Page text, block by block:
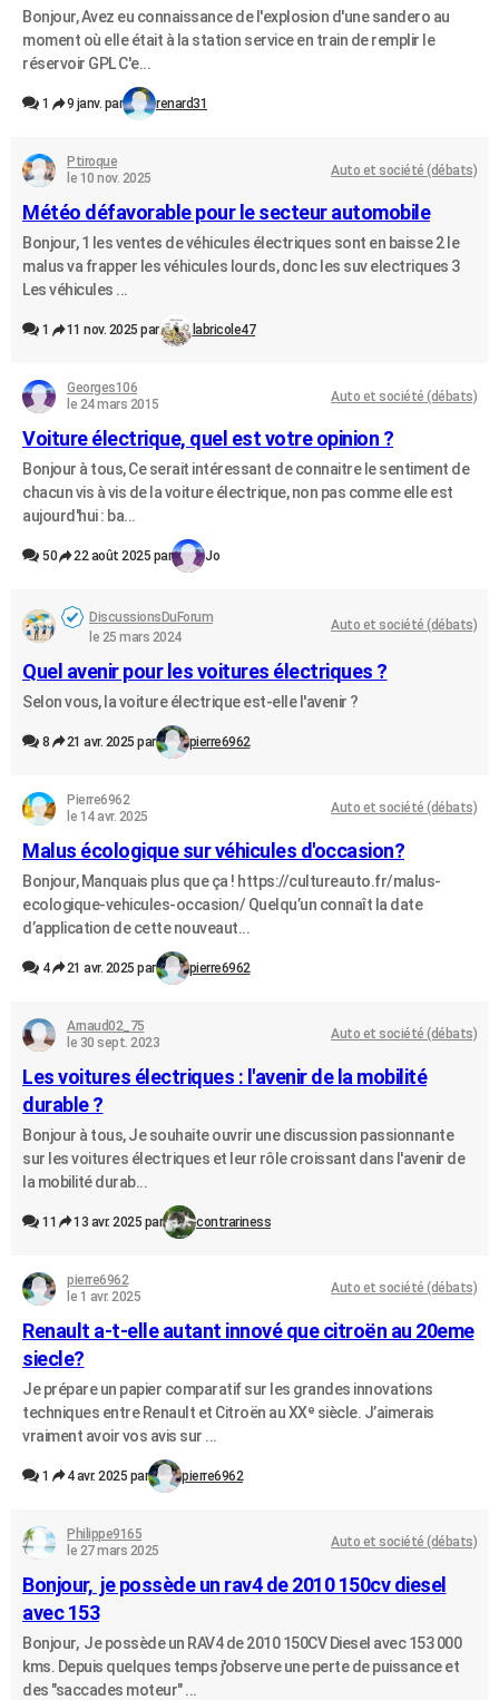
Destinations
City break
Voyage nature
Voyage de noces
Forum
Climat
+PHOTO
GUIDES D'ACHAT
BONS PLANS
CARTE DE VOEUX
Carte de Noël
Carte Bonne année
Carte Saint-Valentin
Carte Pâques
Carte d'anniversaire
DICTIONNAIRE
Dictionnaire
Biographies
Citations
Expressions
Proverbes
PROGRAMME TV
COPAINS D'AVANT
S'inscrire
Se connecter
Lycées
Collèges
Primaires
Universités
Entreprises
Service militaire
Avis de recherche
FORUM
Bricolage
Lifestyle
Culture
Sport
Auto
Television
Voyage
Cinema
Bonjour, Avez eu connaissance de l'explosion d'une sandero au
moment où elle était à la station service en train de remplir le
réservoir GPL C'e...
1 9 janv. par renard31
Ptiroque
le 10 nov. 2025
Auto et société (débats)
Météo défavorable pour le secteur automobile
Bonjour, 1 les ventes de véhicules électriques sont en baisse 2 le
malus va frapper les véhicules lourds, donc les suv electriques 3
Les véhicules ...
1 11 nov. 2025 par labricole47
Georges106
le 24 mars 2015
Auto et société (débats)
Voiture électrique, quel est votre opinion ?
Bonjour à tous, Ce serait intéressant de connaitre le sentiment de
chacun vis à vis de la voiture électrique, non pas comme elle est
aujourd'hui : ba...
50 22 août 2025 par Jo
DiscussionsDuForum
le 25 mars 2024
Auto et société (débats)
Quel avenir pour les voitures électriques ?
Selon vous, la voiture électrique est-elle l'avenir ?
8 21 avr. 2025 par pierre6962
Pierre6962
le 14 avr. 2025
Auto et société (débats)
Malus écologique sur véhicules d'occasion?
Bonjour, Manquais plus que ça ! https://cultureauto.fr/malus-
ecologique-vehicules-occasion/ Quelqu’un connaît la date
d’application de cette nouveaut...
4 21 avr. 2025 par pierre6962
Arnaud02_75
le 30 sept. 2023
Auto et société (débats)
Les voitures électriques : l'avenir de la mobilité
durable ?
Bonjour à tous, Je souhaite ouvrir une discussion passionnante
sur les voitures électriques et leur rôle croissant dans l'avenir de
la mobilité durab...
11 13 avr. 2025 par contrariness
pierre6962
le 1 avr. 2025
Auto et société (débats)
Renault a-t-elle autant innové que citroën au 20eme
siecle?
Je prépare un papier comparatif sur les grandes innovations
techniques entre Renault et Citroën au XXᵉ siècle. J’aimerais
vraiment avoir vos avis sur ...
1 4 avr. 2025 par pierre6962
Philippe9165
le 27 mars 2025
Auto et société (débats)
Bonjour, je possède un rav4 de 2010 150cv diesel
avec 153
Bonjour, Je possède un RAV4 de 2010 150CV Diesel avec 153 000
kms. Depuis quelques temps j'observe une perte de puissance et
des "saccades moteur" ...